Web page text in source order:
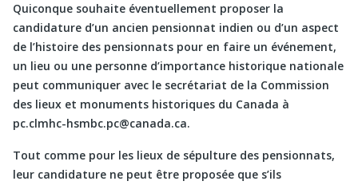
Quiconque souhaite éventuellement proposer la
candidature d’un ancien pensionnat indien ou d’un aspect
de l’histoire des pensionnats pour en faire un événement,
un lieu ou une personne d’importance historique nationale
peut communiquer avec le secrétariat de la Commission
des lieux et monuments historiques du Canada à
pc.clmhc-hsmbc.pc@canada.ca.
Tout comme pour les lieux de sépulture des pensionnats,
leur candidature ne peut être proposée que s’ils